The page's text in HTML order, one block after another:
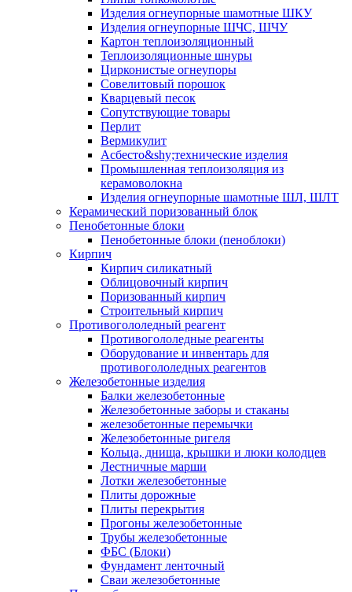
Изделия огнеупорные шамотные ШКУ
Изделия огнеупорные ШЧС, ШЧУ
Картон теплоизоляционный
Теплоизоляционные шнуры
Цирконистые огнеупоры
Совелитовый порошок
Кварцевый песок
Сопутствующие товары
Перлит
Вермикулит
Асбесто&shy;технические изделия
Промышленная теплоизоляция из
керамоволокна
Изделия огнеупорные шамотные ШЛ, ШЛТ
Керамический поризованный блок
Пенобетонные блоки
Пенобетонные блоки (пеноблоки)
Кирпич
Кирпич силикатный
Облицовочный кирпич
Поризованный кирпич
Строительный кирпич
Противогололедный реагент
Противогололедные реагенты
Оборудование и инвентарь для
противогололедных реагентов
Железобетонные изделия
Балки железобетонные
Железобетонные заборы и стаканы
железобетонные перемычки
Железобетонные ригеля
Кольца, днища, крышки и люки колодцев
Лестничные марши
Лотки железобетонные
Плиты дорожные
Плиты перекрытия
Прогоны железобетонные
Трубы железобетонные
ФБС (Блоки)
Фундамент ленточный
Сваи железобетонные